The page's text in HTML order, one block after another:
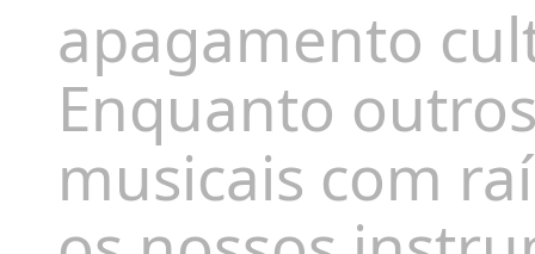
apagamento
Enquanto
musicais com